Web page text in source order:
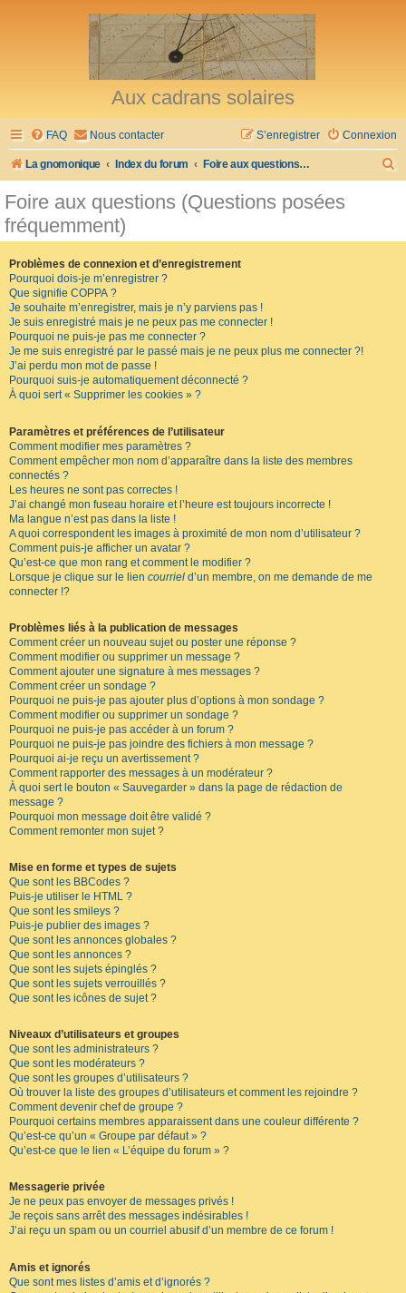
Aux cadrans solaires
FAQ Nous contacter Connexion
S’enregistrer
La gnomonique Index du forum Foire aux questions (Questions posées fréquemment)
Foire aux questions (Questions posées
fréquemment)
Problèmes de connexion et d’enregistrement
Pourquoi dois-je m’enregistrer ?
Que signifie COPPA ?
Je souhaite m’enregistrer, mais je n’y parviens pas !
Je suis enregistré mais je ne peux pas me connecter !
Pourquoi ne puis-je pas me connecter ?
Je me suis enregistré par le passé mais je ne peux plus me connecter ?!
J’ai perdu mon mot de passe !
Pourquoi suis-je automatiquement déconnecté ?
À quoi sert « Supprimer les cookies » ?
Paramètres et préférences de l’utilisateur
Comment modifier mes paramètres ?
Comment empêcher mon nom d’apparaître dans la liste des membres
connectés ?
Les heures ne sont pas correctes !
J’ai changé mon fuseau horaire et l’heure est toujours incorrecte !
Ma langue n’est pas dans la liste !
A quoi correspondent les images à proximité de mon nom d’utilisateur ?
Comment puis-je afficher un avatar ?
Qu’est-ce que mon rang et comment le modifier ?
Lorsque je clique sur le lien courriel d’un membre, on me demande de me
connecter !?
Problèmes liés à la publication de messages
Comment créer un nouveau sujet ou poster une réponse ?
Comment modifier ou supprimer un message ?
Comment ajouter une signature à mes messages ?
Comment créer un sondage ?
Pourquoi ne puis-je pas ajouter plus d’options à mon sondage ?
Comment modifier ou supprimer un sondage ?
Pourquoi ne puis-je pas accéder à un forum ?
Pourquoi ne puis-je pas joindre des fichiers à mon message ?
Pourquoi ai-je reçu un avertissement ?
Comment rapporter des messages à un modérateur ?
À quoi sert le bouton « Sauvegarder » dans la page de rédaction de
message ?
Pourquoi mon message doit être validé ?
Comment remonter mon sujet ?
Mise en forme et types de sujets
Que sont les BBCodes ?
Puis-je utiliser le HTML ?
Que sont les smileys ?
Puis-je publier des images ?
Que sont les annonces globales ?
Que sont les annonces ?
Que sont les sujets épinglés ?
Que sont les sujets verrouillés ?
Que sont les icônes de sujet ?
Niveaux d’utilisateurs et groupes
Que sont les administrateurs ?
Que sont les modérateurs ?
Que sont les groupes d’utilisateurs ?
Où trouver la liste des groupes d’utilisateurs et comment les rejoindre ?
Comment devenir chef de groupe ?
Pourquoi certains membres apparaissent dans une couleur différente ?
Qu’est-ce qu’un « Groupe par défaut » ?
Qu’est-ce que le lien « L’équipe du forum » ?
Messagerie privée
Je ne peux pas envoyer de messages privés !
Je reçois sans arrêt des messages indésirables !
J’ai reçu un spam ou un courriel abusif d’un membre de ce forum !
Amis et ignorés
Que sont mes listes d’amis et d’ignorés ?